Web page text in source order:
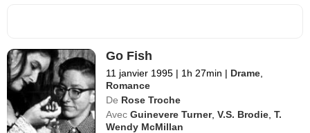
Go Fish
11 janvier 1995 | 1h 27min | Drame
Romance
De Rose Troche
Avec Guinevere Turner,V.S. Brodie ,T.
Wendy McMillan